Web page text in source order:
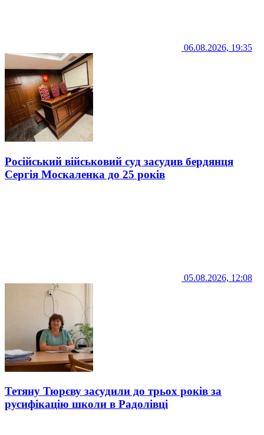
06.08.2026, 19:35
Російський військовий суд засудив бердянця
Сергія Москаленка до 25 років
05.08.2026, 12:08
Тетяну Тюрєву засудили до трьох років за
русифікацію школи в Радолівці